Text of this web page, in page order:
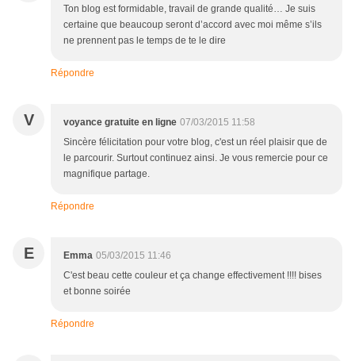
Ton blog est formidable, travail de grande qualité… Je suis
certaine que beaucoup seront d’accord avec moi même s’ils
ne prennent pas le temps de te le dire
Répondre
V voyance gratuite en ligne 07/03/2015 11:58
Sincère félicitation pour votre blog, c'est un réel plaisir que de
le parcourir. Surtout continuez ainsi. Je vous remercie pour ce
magnifique partage.
Répondre
E Emma 05/03/2015 11:46
C'est beau cette couleur et ça change effectivement !!!! bises
et bonne soirée
Répondre